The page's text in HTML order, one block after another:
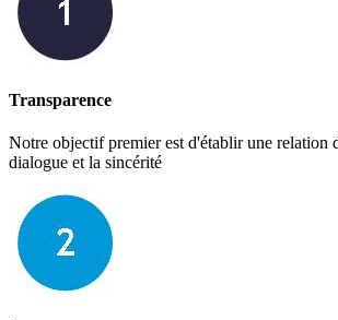
Transparence
Notre objectif premier est d'établir une relation
dialogue et la sincérité